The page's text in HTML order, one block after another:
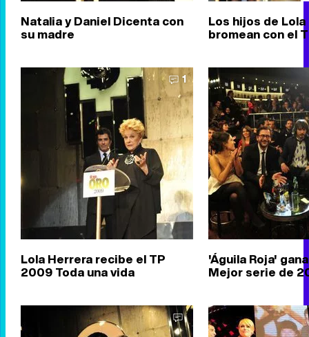
Natalia y Daniel Dicenta con
su madre
Los hijos de
bromean con el
1
Lola Herrera recibe el TP
2009 Toda una vida
'Águila Roja'
Mejor serie de